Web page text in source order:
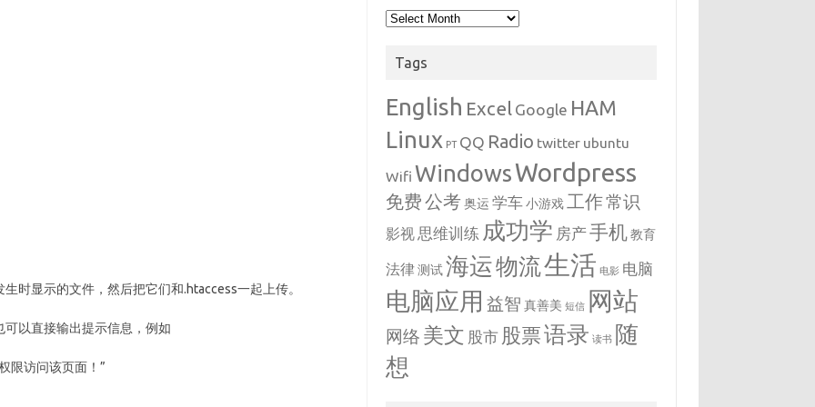
时显示的文件，然后把它们和.htaccess一起上传。
以直接输出提示信息，例如
限访问该页面！”
Archives
Tags
English Excel Google HAM
Linux PT QQ Radio twitter ubuntu
Wifi WindowsWordpress
免费公考 奥运 学车 小游戏 工作常识
影视 思维训练 成功学 房产手机 教育
法律 测试 海运物流生活 电影 电脑
电脑应用 益智 真善美 短信 网站
网络 美文 股市 股票语录 读书 随
想